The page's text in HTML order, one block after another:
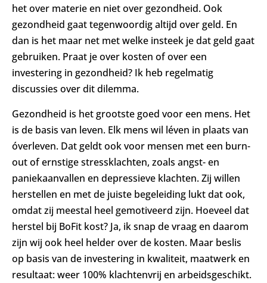
het over materie en niet over gezondheid. Ook
gezondheid gaat tegenwoordig altijd over geld. En
dan is het maar net met welke insteek je dat geld gaat
gebruiken. Praat je over kosten of over een
investering in gezondheid? Ik heb regelmatig
discussies over dit dilemma.
Gezondheid is het grootste goed voor een mens. Het
is de basis van leven. Elk mens wil léven in plaats van
óverleven. Dat geldt ook voor mensen met een burn-
out of ernstige stressklachten, zoals angst- en
paniekaanvallen en depressieve klachten. Zij willen
herstellen en met de juiste begeleiding lukt dat ook,
omdat zij meestal heel gemotiveerd zijn. Hoeveel dat
herstel bij BoFit kost? Ja, ik snap de vraag en daarom
zijn wij ook heel helder over de kosten. Maar beslis
op basis van de investering in kwaliteit, maatwerk en
resultaat: weer 100% klachtenvrij en arbeidsgeschikt.